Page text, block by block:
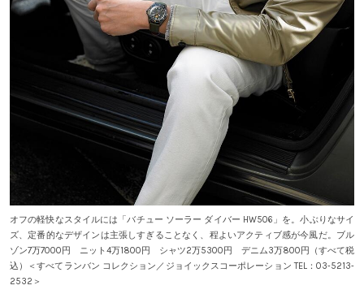
オフの軽快なスタイルには「バチュー ソーラー ダイバー HW506」を。小ぶりなサイ
ズ、定番的なデザインは主張しすぎることなく、程よいアクティブ感が今風だ。ブル
ゾン7万7000円 ニット4万1800円 シャツ2万5300円 デニム3万800円（すべて税
込）＜すべてランバン コレクション／ジョイックスコーポレーション TEL：03‐5213‐
2532＞